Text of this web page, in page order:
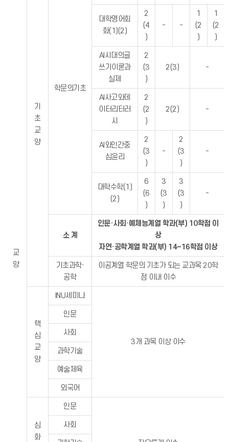
교
양
기
초
교
양
학문의기초
대학영어회
화(1)(2)
2
(4
)
- -
1
(2
)
1
(2
)
AI시대의글
쓰기이론과
실제
2
(3
)
2(3) -
AI사고와데
이터리터러
시
2
(2
)
2(2) -
AI와인간중
심윤리
2
(3
)
-
2
(3
)
-
대학수학(1)
(2)
6
(6
)
3
(3
)
3
(3
)
-
소 계
인문·사회·예체능계열 학과(부) 10학점 이
상
자연·공학계열 학과(부) 14~16학점 이상
기초과학·
공학
이공계열 학문의 기초가 되는 교과목 20학
점 이내 이수
핵
심
교
양
INU세미나
3개 과목 이상 이수
인문
사회
과학기술
예술체육
외국어
심
화
인문
사회